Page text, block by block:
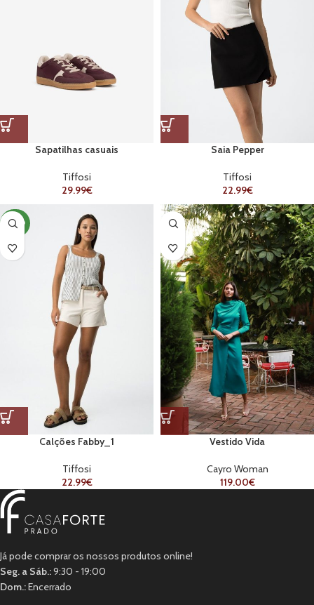
Sapatilhas casuais
Tiffosi
29.99€
Saia Pepper
Tiffosi
22.99€
NOVO
Calções Fabby_1
Tiffosi
22.99€
Vestido Vida
Cayro Woman
119.00€
Já pode comprar os nossos produtos online!
Seg. a Sáb.:9:30 - 19:00
Dom.:Encerrado